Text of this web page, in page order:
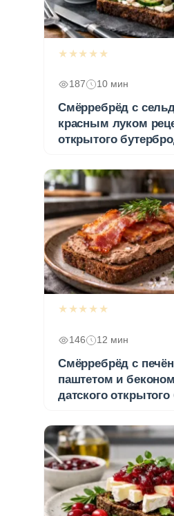
★★★★★
187 10 мин
Смёрребрёд с
красным луком
открытого
★★★★★
146 12 мин
Смёрребрёд с
паштетом и
датского